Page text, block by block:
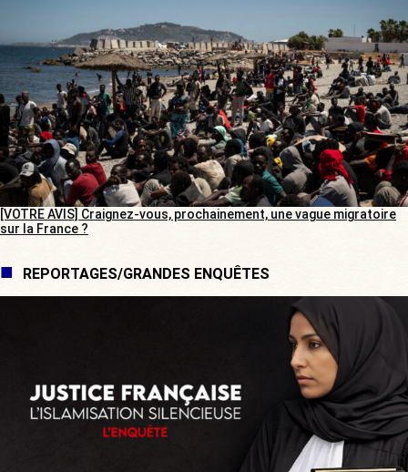
[VOTRE AVIS] Craignez-vous, prochainement, une vague migratoire
sur la France ?
REPORTAGES/GRANDES ENQUÊTES